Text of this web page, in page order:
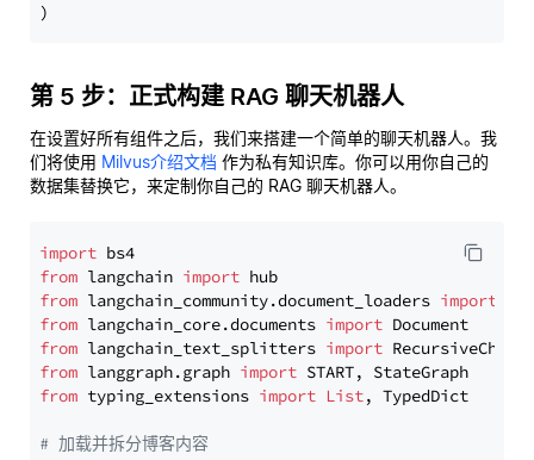
第 5 步：正式构建 RAG 聊天机器人
在设置好所有组件之后，我们来搭建一个简单的聊天机器人。我
们将使用 Milvus介绍文档 作为私有知识库。你可以用你自己的
数据集替换它，来定制你自己的 RAG 聊天机器人。
import
from langchain import
from langchain_community.document_loaders import
from langchain_core.documents import
from langchain_text_splitters import
from langgraph.graph import
from typing_extensions import List, TypedDict
# 加载并拆分博客内容